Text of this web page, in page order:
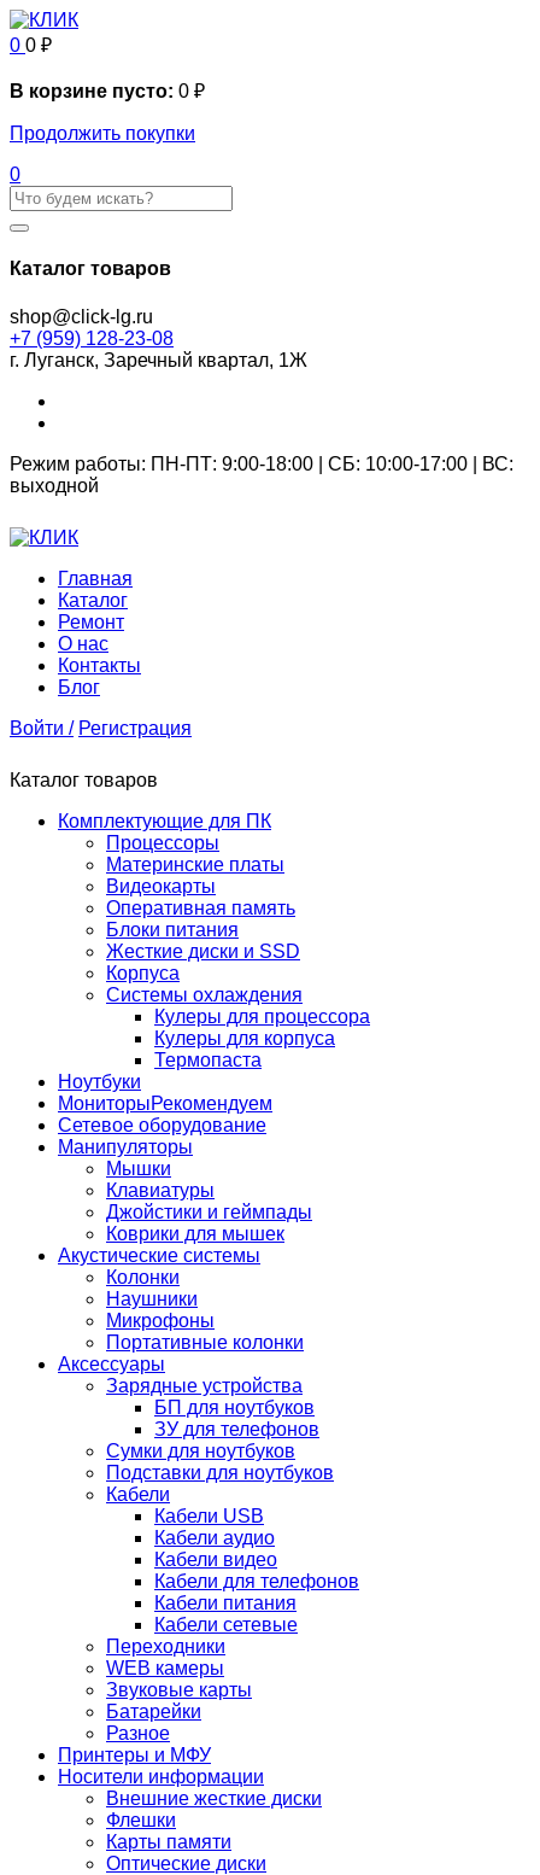
0 0 ₽
В корзине пусто: 0 ₽
Продолжить покупки
0
Каталог товаров
shop@click-lg.ru
+7 (959) 128-23-08
г. Луганск, Заречный квартал, 1Ж
Режим работы: ПН-ПТ: 9:00-18:00 | СБ: 10:00-17:00 | ВС:
выходной
Главная
Каталог
Ремонт
О нас
Контакты
Блог
Войти / Регистрация
Каталог товаров
Комплектующие для ПК
Процессоры
Материнские платы
Видеокарты
Оперативная память
Блоки питания
Жесткие диски и SSD
Корпуса
Системы охлаждения
Кулеры для процессора
Кулеры для корпуса
Термопаста
Ноутбуки
МониторыРекомендуем
Сетевое оборудование
Манипуляторы
Мышки
Клавиатуры
Джойстики и геймпады
Коврики для мышек
Акустические системы
Колонки
Наушники
Микрофоны
Портативные колонки
Аксессуары
Зарядные устройства
БП для ноутбуков
ЗУ для телефонов
Сумки для ноутбуков
Подставки для ноутбуков
Кабели
Кабели USB
Кабели аудио
Кабели видео
Кабели для телефонов
Кабели питания
Кабели сетевые
Переходники
WEB камеры
Звуковые карты
Батарейки
Разное
Принтеры и МФУ
Носители информации
Внешние жесткие диски
Флешки
Карты памяти
Оптические диски